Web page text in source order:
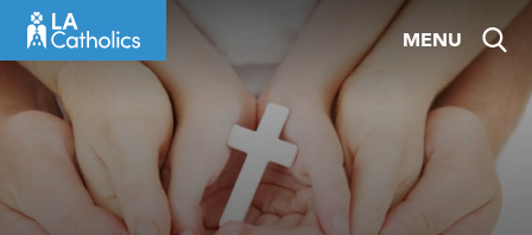
content
MENU